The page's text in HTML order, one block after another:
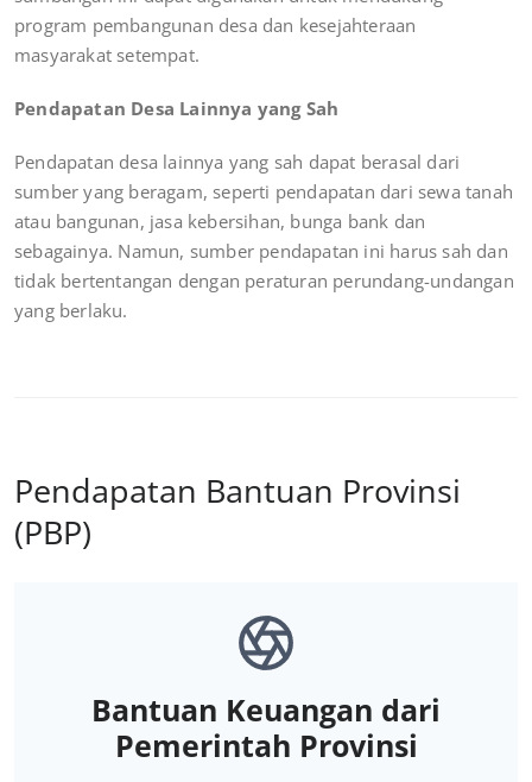
program pembangunan desa dan kesejahteraan
masyarakat setempat.
Pendapatan Desa Lainnya yang Sah
Pendapatan desa lainnya yang sah dapat berasal dari
sumber yang beragam, seperti pendapatan dari sewa tanah
atau bangunan, jasa kebersihan, bunga bank dan
sebagainya. Namun, sumber pendapatan ini harus sah dan
tidak bertentangan dengan peraturan perundang-undangan
yang berlaku.
Pendapatan Bantuan Provinsi
(PBP)
Bantuan Keuangan dari
Pemerintah Provinsi